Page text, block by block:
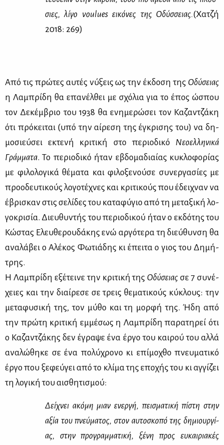
σιες, λί­γο voulues ει­κό­νες της Οδύσ­σειας.(Χα­τζή
2018: 269)
Από τις πρώ­τες αυ­τές νύ­ξεις ως την έκ­δο­ση της Οδύ­σειας
η Λα­μπρί­δη θα επα­νέλ­θει με σχό­λια για το έπος ώσπου
τον Δε­κέμ­βριο του 1938 θα ενη­με­ρώ­σει τον Κα­ζαν­τζά­κη
ότι πρό­κει­ται (υπό την αί­ρε­ση της έγκρι­σης του) να δη­
μο­σιεύ­σει εκτε­νή κρι­τι­κή στο πε­ριο­δι­κό Νε­ο­ελ­λη­νι­κά
Γράμ­μα­τα. Το πε­ριο­δι­κό ήταν εβδο­μα­διαί­ας κυ­κλο­φο­ρί­ας
με φι­λο­λο­γι­κά θέ­μα­τα και φι­λο­ξε­νού­σε συ­νερ­γα­σί­ες με
προ­ο­δευ­τι­κούς λο­γο­τέ­χνες και κρι­τι­κούς που έδει­χναν να
έβρι­σκαν στις σε­λί­δες του κα­τα­φύ­γιο από τη με­τα­ξι­κή λο­
γο­κρι­σία. Διευ­θυ­ντής του πε­ριο­δι­κού ήταν ο εκ­δό­της του
Κώ­στας Ελευ­θε­ρου­δά­κης ενώ αρ­γό­τε­ρα τη διεύ­θυν­ση θα
ανα­λά­βει ο Αλέ­κος Φω­τιά­δης κι έπει­τα ο γιος του Δη­μή­
τρης.
Η Λα­μπρί­δη εξέ­τει­νε την κρι­τι­κή της Οδύ­σειας σε 7 συ­νέ­
χειες και την διαί­ρε­σε σε τρεις θε­μα­τι­κούς κύ­κλους: την
με­τα­φυ­σι­κή της, τον μύ­θο και τη μορ­φή της. Ήδη από
την πρώ­τη κρι­τι­κή εμ­μέ­σως η Λα­μπρί­δη πα­ρα­τη­ρεί ότι
ο Κα­ζαν­τζά­κης δεν έγρα­ψε ένα έρ­γο του και­ρού του αλ­λά
ανα­λώ­θη­κε σε ένα πο­λύ­χρο­νο κι επί­μο­χθο πνευ­μα­τι­κό
έρ­γο που ξε­φεύ­γει από το κλί­μα της επο­χής του κι αγ­γί­ζει
τη λο­γι­κή του αι­σθη­τι­σμού:
Δεί­χνει ακό­μη μιαν ενερ­γή, πει­σμα­τι­κή πί­στη στην
αξία του πνεύ­μα­τος, στον αυ­το­σκο­πό της δη­μιουρ­γί­
ας, στην προ­γραμ­μα­τι­κή, ξέ­νη προς ευ­και­ρια­κές